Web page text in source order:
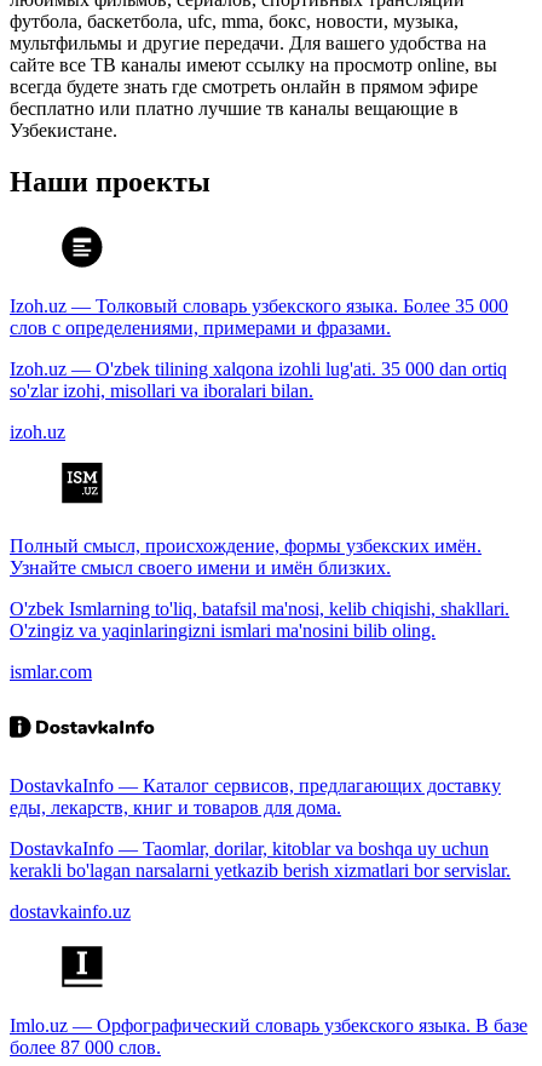
футбола, баскетбола, ufc, mma, бокс, новости, музыка,
мультфильмы и другие передачи. Для вашего удобства на
сайте все ТВ каналы имеют ссылку на просмотр online, вы
всегда будете знать где смотреть онлайн в прямом эфире
бесплатно или платно лучшие тв каналы вещающие в
Узбекистане.
Наши проекты
Izoh.uz — Толковый словарь узбекского языка. Более 35 000
слов с определениями, примерами и фразами.
Izoh.uz — O'zbek tilining xalqona izohli lug'ati. 35 000 dan ortiq
so'zlar izohi, misollari va iboralari bilan.
izoh.uz
Полный смысл, происхождение, формы узбекских имён.
Узнайте смысл своего имени и имён близких.
O'zbek Ismlarning to'liq, batafsil ma'nosi, kelib chiqishi, shakllari.
O'zingiz va yaqinlaringizni ismlari ma'nosini bilib oling.
ismlar.com
DostavkaInfo — Каталог сервисов, предлагающих доставку
еды, лекарств, книг и товаров для дома.
DostavkaInfo — Taomlar, dorilar, kitoblar va boshqa uy uchun
kerakli bo'lagan narsalarni yetkazib berish xizmatlari bor servislar.
dostavkainfo.uz
Imlo.uz — Орфографический словарь узбекского языка. В базе
более 87 000 слов.